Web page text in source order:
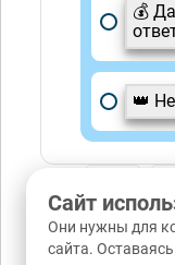
💰
👑
Сайт
Они нужны для
сайта.